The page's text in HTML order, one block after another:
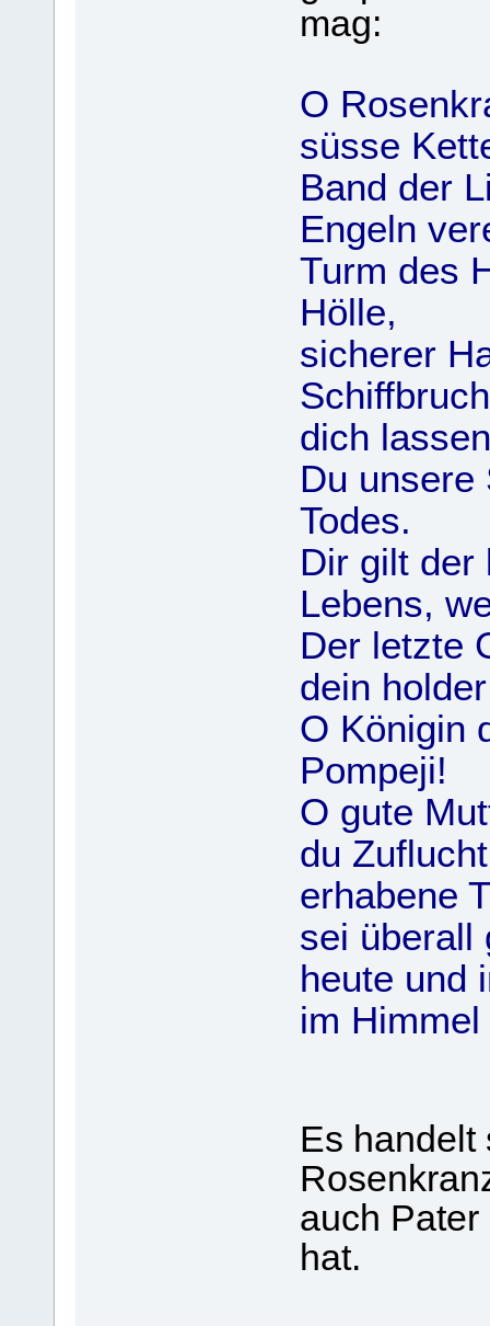
mag:
O
süsse
Band der
Engeln
Turm des
Hölle,
sicherer
dich
Du unsere
Todes.
Dir gilt der
Lebens,
Der letzte
dein
O Königin
Pompeji!
O gute
du
erhabene
sei überall
heute und
im Himmel
Es handelt
auch
hat.